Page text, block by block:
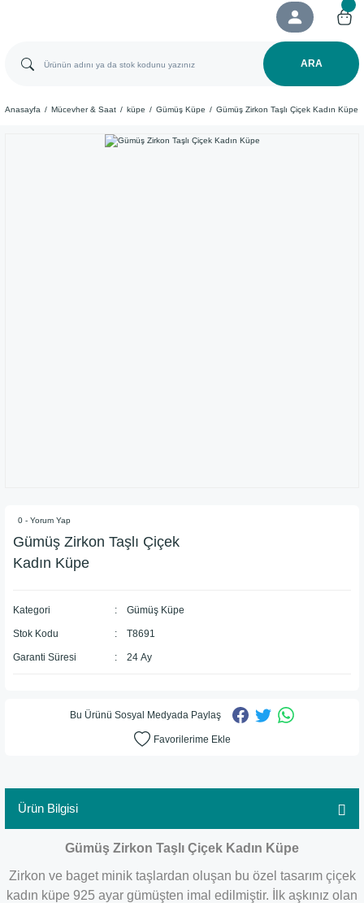
ARA
Anasayfa Mücevher & Saat küpe Gümüş Küpe Gümüş Zirkon Taşlı Çiçek Kadın Küpe
0 - Yorum Yap
Gümüş Zirkon Taşlı Çiçek
Kadın Küpe
Kategori Gümüş Küpe
Stok Kodu T8691
Garanti Süresi 24 Ay
Bu Ürünü Sosyal Medyada Paylaş
Ürün Bilgisi
Gümüş Zirkon Taşlı Çiçek Kadın Küpe
Zirkon ve baget minik taşlardan oluşan bu özel tasarım çiçek
kadın küpe 925 ayar gümüşten imal edilmiştir. İlk aşkınız olan